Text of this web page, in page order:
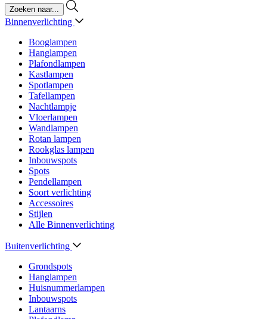
Binnenverlichting
Booglampen
Hanglampen
Plafondlampen
Kastlampen
Spotlampen
Tafellampen
Nachtlampje
Vloerlampen
Wandlampen
Rotan lampen
Rookglas lampen
Inbouwspots
Spots
Pendellampen
Soort verlichting
Accessoires
Stijlen
Alle Binnenverlichting
Buitenverlichting
Grondspots
Hanglampen
Huisnummerlampen
Inbouwspots
Lantaarns